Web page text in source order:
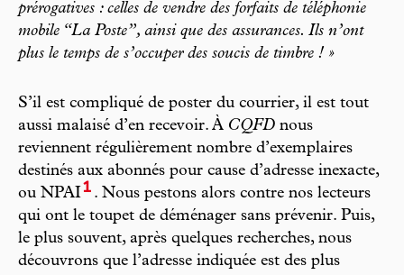
prérogatives : celles de vendre des forfaits de téléphonie
mobile “La Poste”, ainsi que des assurances. Ils n’ont
plus le temps de s’occuper des soucis de timbre ! »
S’il est compliqué de poster du courrier, il est tout
aussi malaisé d’en recevoir. À CQFD nous
reviennent régulièrement nombre d’exemplaires
destinés aux abonnés pour cause d’adresse inexacte,
ou NPAI1 . Nous pestons alors contre nos lecteurs
qui ont le toupet de déménager sans prévenir. Puis,
le plus souvent, après quelques recherches, nous
découvrons que l’adresse indiquée est des plus